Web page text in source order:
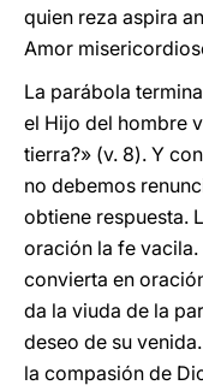
quien reza aspira
Amor
La parábola
el Hijo del hombre
tierra?» (v. 8). Y
no debemos
obtiene respuesta.
oración la fe vacila.
convierta en
da la viuda de la
deseo de su
la compasión de